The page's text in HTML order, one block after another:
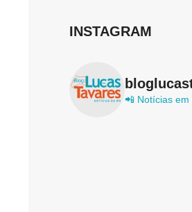
INSTAGRAM
📲 Notícias